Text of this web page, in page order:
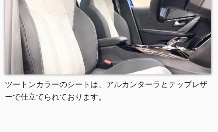
ツートンカラーのシートは、アルカンターラとテップレザ
ーで仕立てられております。